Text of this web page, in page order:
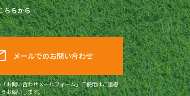
ちらから
メールでのお問い合わせ
お問い合わせメールフォーム」ご使用はご遠慮
お願いします。